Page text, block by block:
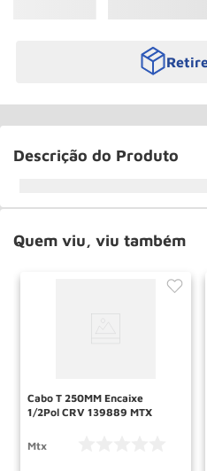
Descrição do Produto
Quem viu, viu também
Cabo T 250MM Encaixe
1/2Pol CRV 139889 MTX
Mtx